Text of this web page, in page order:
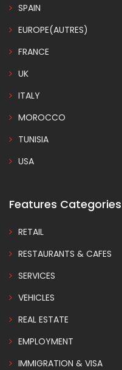
SPAIN
EUROPE(AUTRES)
FRANCE
UK
ITALY
MOROCCO
TUNISIA
USA
Features Categories
RETAIL
RESTAURANTS & CAFES
SERVICES
VEHICLES
REAL ESTATE
EMPLOYMENT
IMMIGRATION & VISA